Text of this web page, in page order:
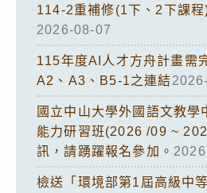
114-2重補修(1下、2下課
2026-08-07
115年度AI人才方舟計畫需
A2、A3、B5-1之連結
國立中山大學外國語文教
能力研習班(2026 /09 ~
訊，請踴躍報名參加。
檢送「環境部第1屆高級中